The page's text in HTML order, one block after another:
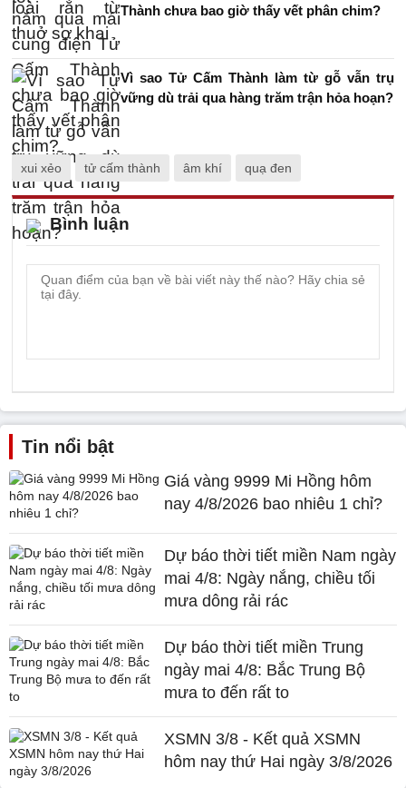
Thành chưa bao giờ thấy vết phân chim?
Vì sao Tử Cấm Thành làm từ gỗ vẫn trụ
vững dù trải qua hàng trăm trận hỏa hoạn?
xui xẻo tử cấm thành âm khí quạ đen
Bình luận
Tin nổi bật
Giá vàng 9999 Mi Hồng hôm
nay 4/8/2026 bao nhiêu 1 chỉ?
Dự báo thời tiết miền Nam ngày
mai 4/8: Ngày nắng, chiều tối
mưa dông rải rác
Dự báo thời tiết miền Trung
ngày mai 4/8: Bắc Trung Bộ
mưa to đến rất to
XSMN 3/8 - Kết quả XSMN
hôm nay thứ Hai ngày 3/8/2026